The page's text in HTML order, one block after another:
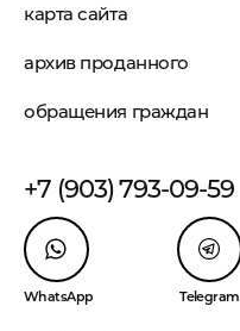
карта сайта
архив проданного
обращения граждан
+7 (903) 793-09-59
WhatsApp Telegram